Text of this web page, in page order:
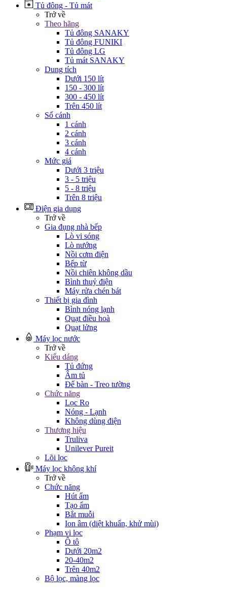
Tủ đông - Tủ mát
Trở về
Theo hãng
Tủ đông SANAKY
Tủ đông FUNIKI
Tủ đông LG
Tủ mát SANAKY
Dung tích
Dưới 150 lít
150 - 300 lít
300 - 450 lít
Trên 450 lít
Số cánh
1 cánh
2 cánh
3 cánh
4 cánh
Mức giá
Dưới 3 triệu
3 - 5 triệu
5 - 8 triệu
Trên 8 triệu
Điện gia dụng
Trở về
Gia đụng nhà bếp
Lò vi sóng
Lò nướng
Nồi cơm điện
Bếp từ
Nồi chiên không dầu
Bình thuỷ điện
Máy rửa chén bát
Thiết bị gia đình
Bình nóng lạnh
Quạt điều hoà
Quạt lửng
Máy lọc nước
Trở về
Kiểu dáng
Tủ đứng
Âm tủ
Để bàn - Treo tường
Chức năng
Lọc Ro
Nóng - Lạnh
Không dùng điện
Thương hiệu
Truliva
Unilever Pureit
Lõi lọc
Máy lọc không khí
Trở về
Chức năng
Hút ẩm
Tạo ẩm
Bắt muỗi
Ion âm (diệt khuẩn, khử mùi)
Phạm vi lọc
Ô tô
Dưới 20m2
20-40m2
Trên 40m2
Bộ lọc, màng lọc